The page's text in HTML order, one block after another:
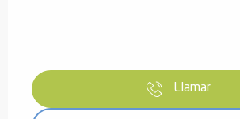
Llamar